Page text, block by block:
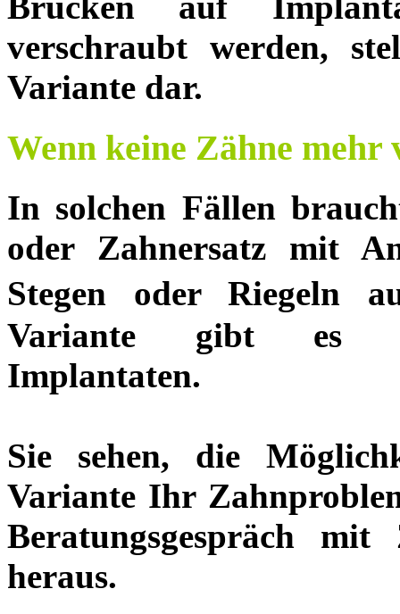
verschraubt werden,
Variante dar.
Wenn keine Zähne mehr
In solchen Fällen
oder Zahnersatz mit
Stegen oder Riegeln
Variante gibt es
Implantaten.
Sie sehen, die
Variante Ihr
Beratungsgespräch
heraus.